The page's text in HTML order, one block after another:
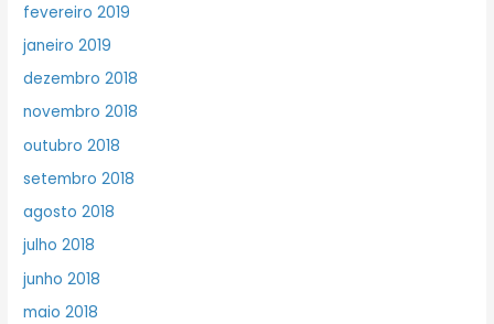
fevereiro 2019
janeiro 2019
dezembro 2018
novembro 2018
outubro 2018
setembro 2018
agosto 2018
julho 2018
junho 2018
maio 2018